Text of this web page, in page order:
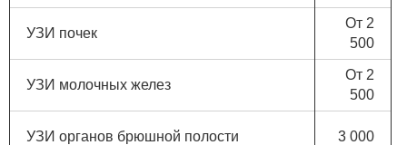
УЗИ почек
От 2
500
УЗИ молочных желез
От 2
500
УЗИ органов брюшной полости 3 000